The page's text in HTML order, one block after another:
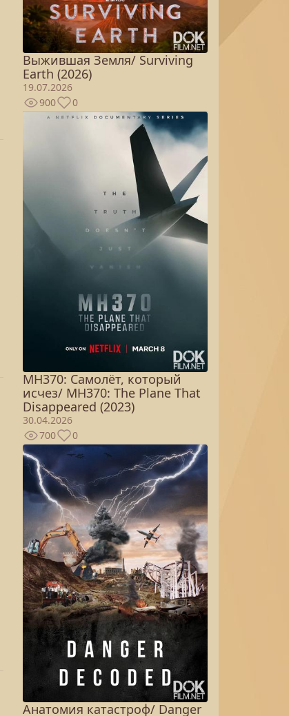
Выжившая Земля/ Surviving
Earth (2026)
19.07.2026
900
0
MH370: Самолёт, который
исчез/ MH370: The Plane That
Disappeared (2023)
30.04.2026
700
0
Анатомия катастроф/ Danger